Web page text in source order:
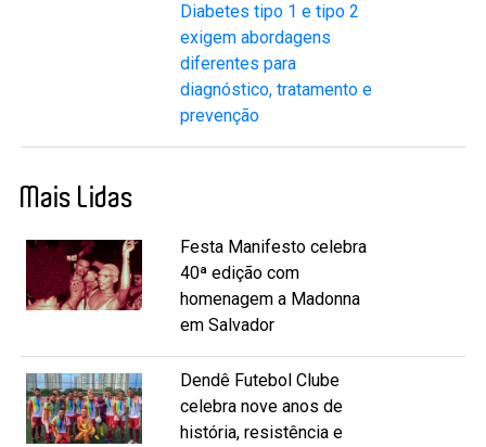
Diabetes tipo 1 e tipo 2
exigem abordagens
diferentes para
diagnóstico, tratamento e
prevenção
Mais Lidas
Festa Manifesto celebra
40ª edição com
homenagem a Madonna
em Salvador
Dendê Futebol Clube
celebra nove anos de
história, resistência e